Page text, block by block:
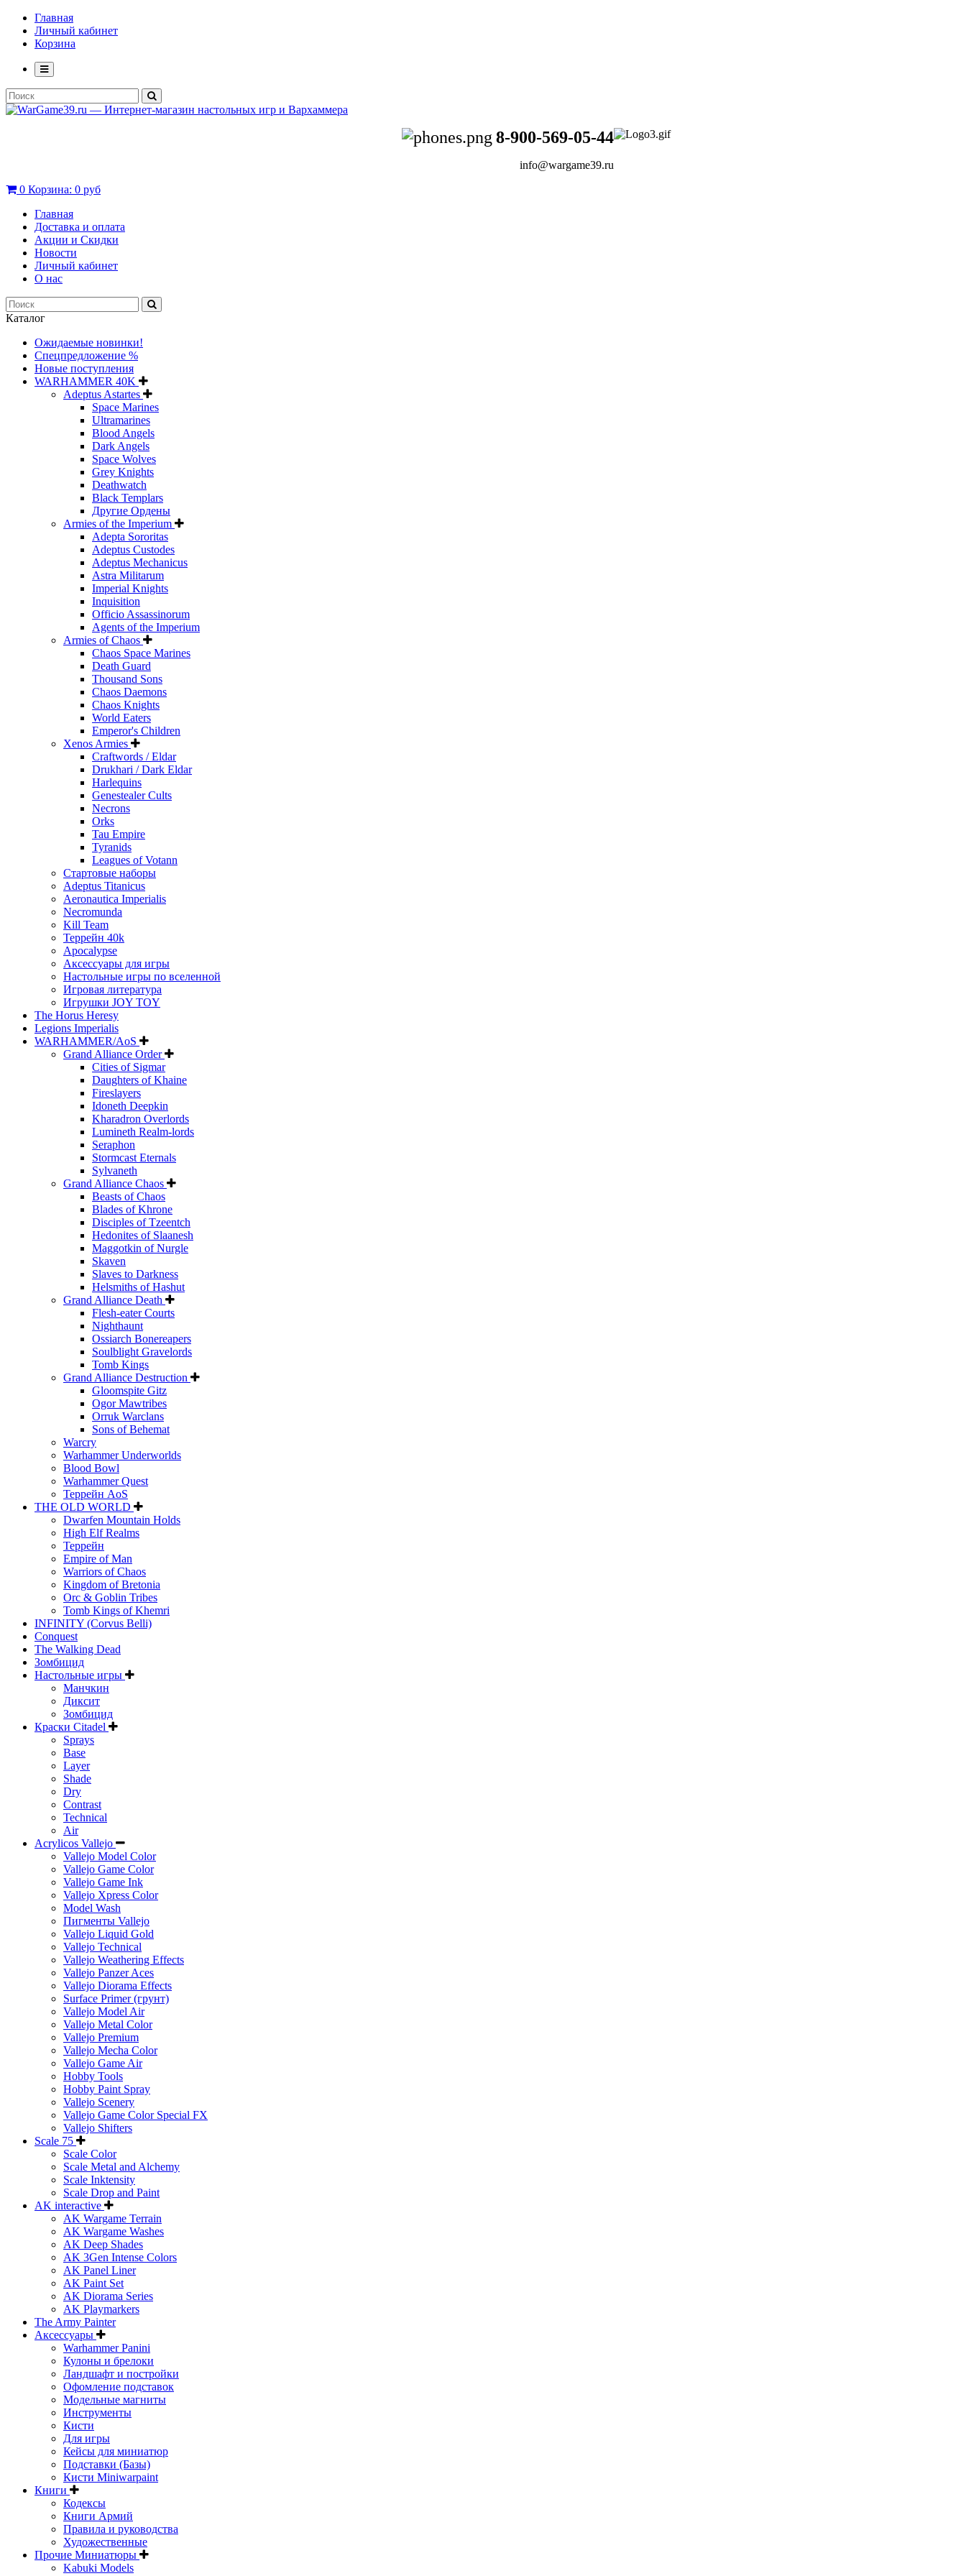
Главная
Личный кабинет
Корзина
8-900-569-05-44
info@wargame39.ru
0 Корзина: 0 руб
Главная
Доставка и оплата
Акции и Скидки
Новости
Личный кабинет
О нас
Каталог
Ожидаемые новинки!
Спецпредложение %
Новые поступления
WARHAMMER 40K
Adeptus Astartes
Space Marines
Ultramarines
Blood Angels
Dark Angels
Space Wolves
Grey Knights
Deathwatch
Black Templars
Другие Ордены
Armies of the Imperium
Adepta Sororitas
Adeptus Custodes
Adeptus Mechanicus
Astra Militarum
Imperial Knights
Inquisition
Officio Assassinorum
Agents of the Imperium
Armies of Chaos
Chaos Space Marines
Death Guard
Thousand Sons
Chaos Daemons
Chaos Knights
World Eaters
Emperor's Children
Xenos Armies
Craftwords / Eldar
Drukhari / Dark Eldar
Harlequins
Genestealer Cults
Necrons
Orks
Tau Empire
Tyranids
Leagues of Votann
Стартовые наборы
Adeptus Titanicus
Aeronautica Imperialis
Necromunda
Kill Team
Террейн 40k
Apocalypse
Аксессуары для игры
Настольные игры по вселенной
Игровая литература
Игрушки JOY TOY
The Horus Heresy
Legions Imperialis
WARHAMMER/AoS
Grand Alliance Order
Cities of Sigmar
Daughters of Khaine
Fireslayers
Idoneth Deepkin
Kharadron Overlords
Lumineth Realm-lords
Seraphon
Stormcast Eternals
Sylvaneth
Grand Alliance Chaos
Beasts of Chaos
Blades of Khrone
Disciples of Tzeentch
Hedonites of Slaanesh
Maggotkin of Nurgle
Skaven
Slaves to Darkness
Helsmiths of Hashut
Grand Alliance Death
Flesh-eater Courts
Nighthaunt
Ossiarch Bonereapers
Soulblight Gravelords
Tomb Kings
Grand Alliance Destruction
Gloomspite Gitz
Ogor Mawtribes
Orruk Warclans
Sons of Behemat
Warcry
Warhammer Underworlds
Blood Bowl
Warhammer Quest
Террейн AoS
THE OLD WORLD
Dwarfen Mountain Holds
High Elf Realms
Террейн
Empire of Man
Warriors of Chaos
Kingdom of Bretonia
Orc & Goblin Tribes
Tomb Kings of Khemri
INFINITY (Corvus Belli)
Conquest
The Walking Dead
Зомбицид
Настольные игры
Манчкин
Диксит
Зомбицид
Краски Citadel
Sprays
Base
Layer
Shade
Dry
Contrast
Technical
Air
Acrylicos Vallejo
Vallejo Model Color
Vallejo Game Color
Vallejo Game Ink
Vallejo Xpress Color
Model Wash
Пигменты Vallejo
Vallejo Liquid Gold
Vallejo Technical
Vallejo Weathering Effects
Vallejo Panzer Aces
Vallejo Diorama Effects
Surface Primer (грунт)
Vallejo Model Air
Vallejo Metal Color
Vallejo Premium
Vallejo Mecha Color
Vallejo Game Air
Hobby Tools
Hobby Paint Spray
Vallejo Scenery
Vallejo Game Color Special FX
Vallejo Shifters
Scale 75
Scale Color
Scale Metal and Alchemy
Scale Inktensity
Scale Drop and Paint
AK interactive
AK Wargame Terrain
AK Wargame Washes
AK Deep Shades
AK 3Gen Intense Colors
AK Panel Liner
AK Paint Set
AK Diorama Series
AK Playmarkers
The Army Painter
Аксессуары
Warhammer Panini
Кулоны и брелоки
Ландшафт и постройки
Офомление подставок
Модельные магниты
Инструменты
Кисти
Для игры
Кейсы для миниатюр
Подставки (Базы)
Кисти Miniwarpaint
Книги
Кодексы
Книги Армий
Правила и руководства
Художественные
Прочие Миниатюры
Kabuki Models